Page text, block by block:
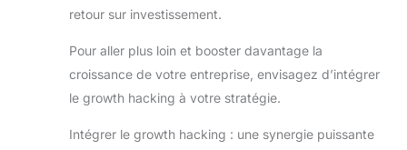
retour sur investissement.
Pour aller plus loin et booster davantage la
croissance de votre entreprise, envisagez d’intégrer
le growth hacking à votre stratégie.
Intégrer le growth hacking : une synergie puissante